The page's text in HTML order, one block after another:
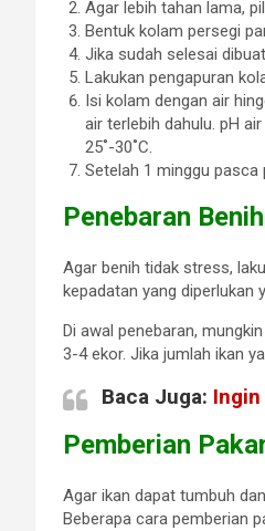
Agar lebih tahan lama,
Bentuk kolam persegi
Jika sudah selesai
Lakukan pengapuran
Isi kolam dengan air
air terlebih dahulu. pH
25˚-30˚C.
Setelah 1 minggu pasca
Penebaran
Agar benih tidak stress,
kepadatan yang diperlukan
Di awal penebaran,
3-4 ekor. Jika jumlah ikan
Baca Juga:
Pemberian
Agar ikan dapat tumbuh
Beberapa cara pemberian